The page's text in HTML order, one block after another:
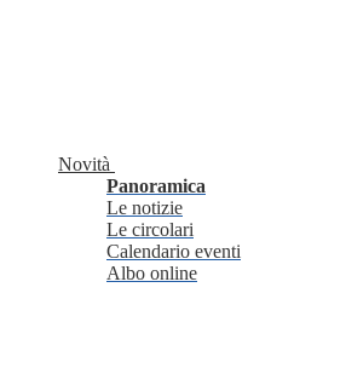
Novità
Panoramica
Le notizie
Le circolari
Calendario eventi
Albo online